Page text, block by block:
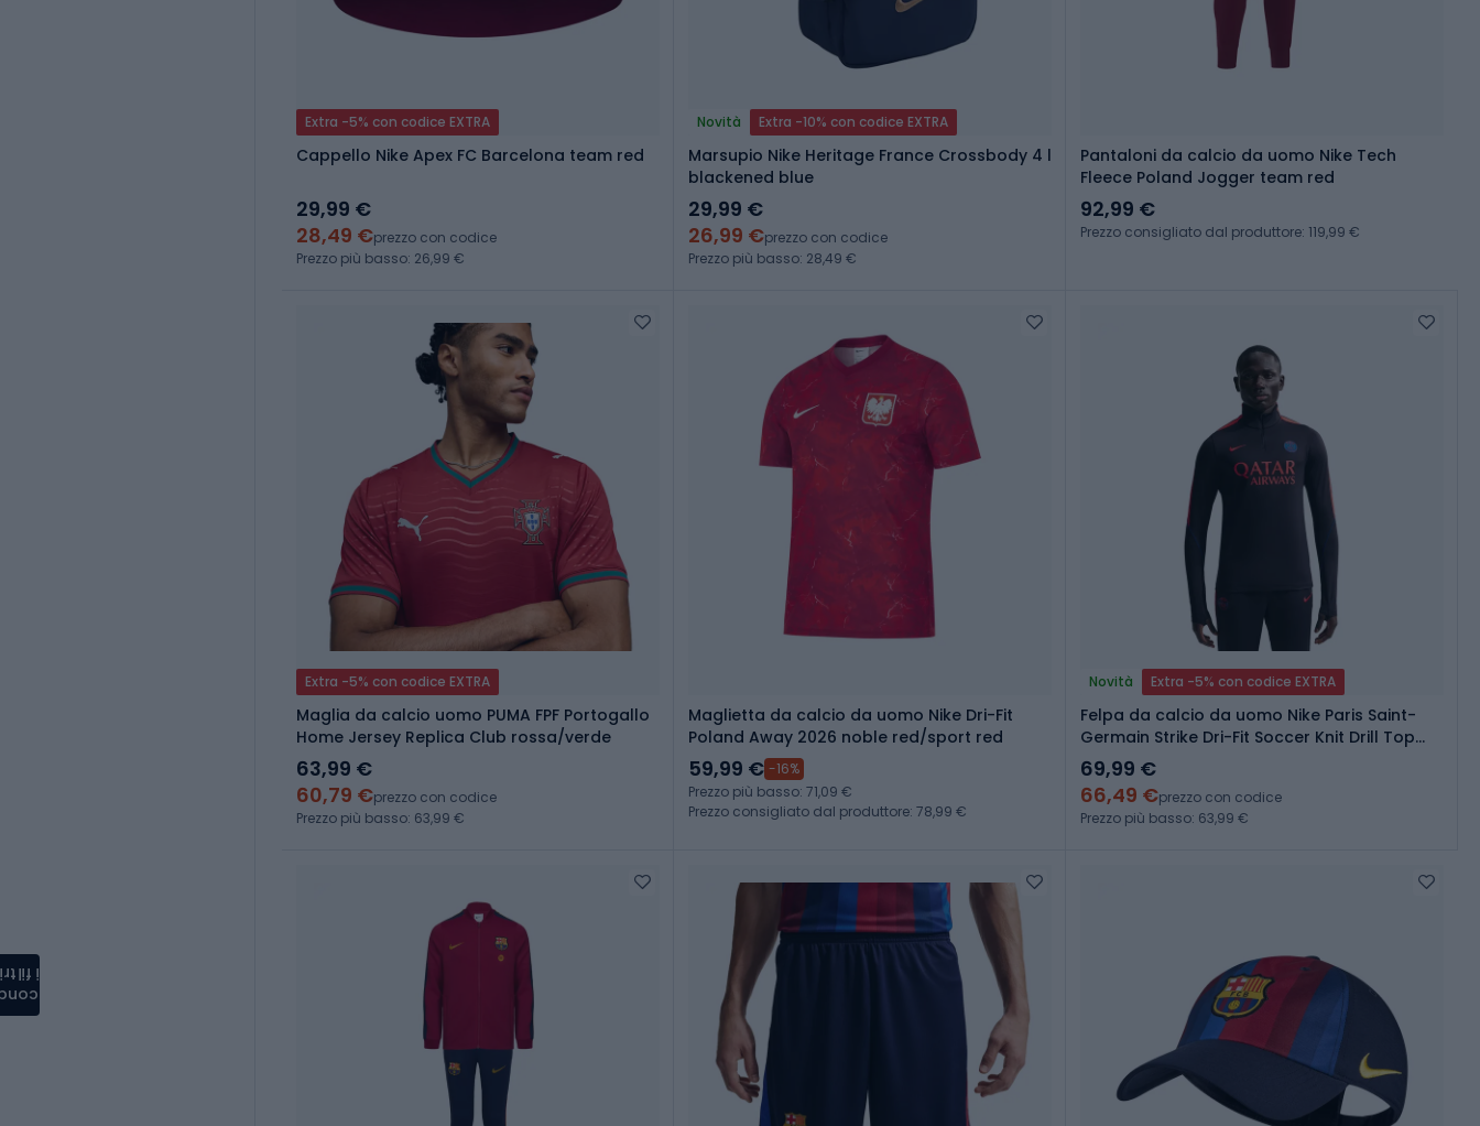
Extra -5% con codice EXTRA
Cappello Nike Apex FC Barcelona team red
29,99 €
28,49 €prezzo con codice
Prezzo più basso: 26,99 €
Novità Extra -10% con codice EXTRA
Marsupio Nike Heritage France Crossbody 4 l
blackened blue
29,99 €
26,99 €prezzo con codice
Prezzo più basso: 28,49 €
Pantaloni da calcio da uomo Nike Tech
Fleece Poland Jogger team red
92,99 €
Prezzo consigliato dal produttore: 119,99 €
Extra -5% con codice EXTRA
Maglia da calcio uomo PUMA FPF Portogallo
Home Jersey Replica Club rossa/verde
63,99 €
60,79 €prezzo con codice
Prezzo più basso: 63,99 €
Maglietta da calcio da uomo Nike Dri-Fit
Poland Away 2026 noble red/sport red
59,99 € -16%
Prezzo più basso: 71,09 €
Prezzo consigliato dal produttore: 78,99 €
Novità Extra -5% con codice EXTRA
Felpa da calcio da uomo Nike Paris Saint-
Germain Strike Dri-Fit Soccer Knit Drill Top
black/global red/global red
69,99 €
66,49 €prezzo con codice
Prezzo più basso: 63,99 €
i filtri